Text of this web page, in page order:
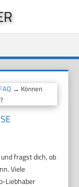
FAQ → Können
S
fragst dich, ob
Viele
Liebhaber